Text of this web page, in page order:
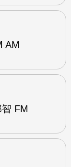
AM
FM